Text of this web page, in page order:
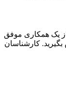
یک همکاری موفق
بگیرید. کارشناسان